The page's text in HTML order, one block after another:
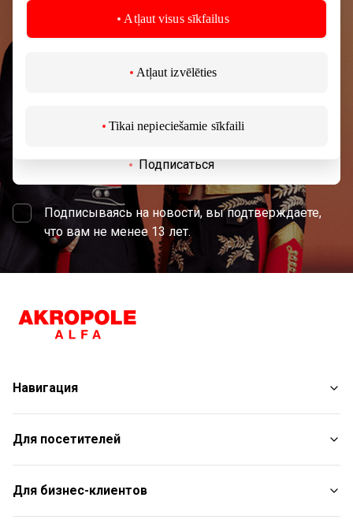
Atļaut visus sīkfailus
Atļaut izvēlēties
Tikai nepieciešamie sīkfaili
мероприятиях и самой свежей информации от
Подписаться
Подписываясь на новости, вы подтверждаете,
что вам не менее 13 лет.
Навигация
Услуги
Развлечения
Рестораны
Для посетителей
С животными
Контакты
Для бизнес-клиентов